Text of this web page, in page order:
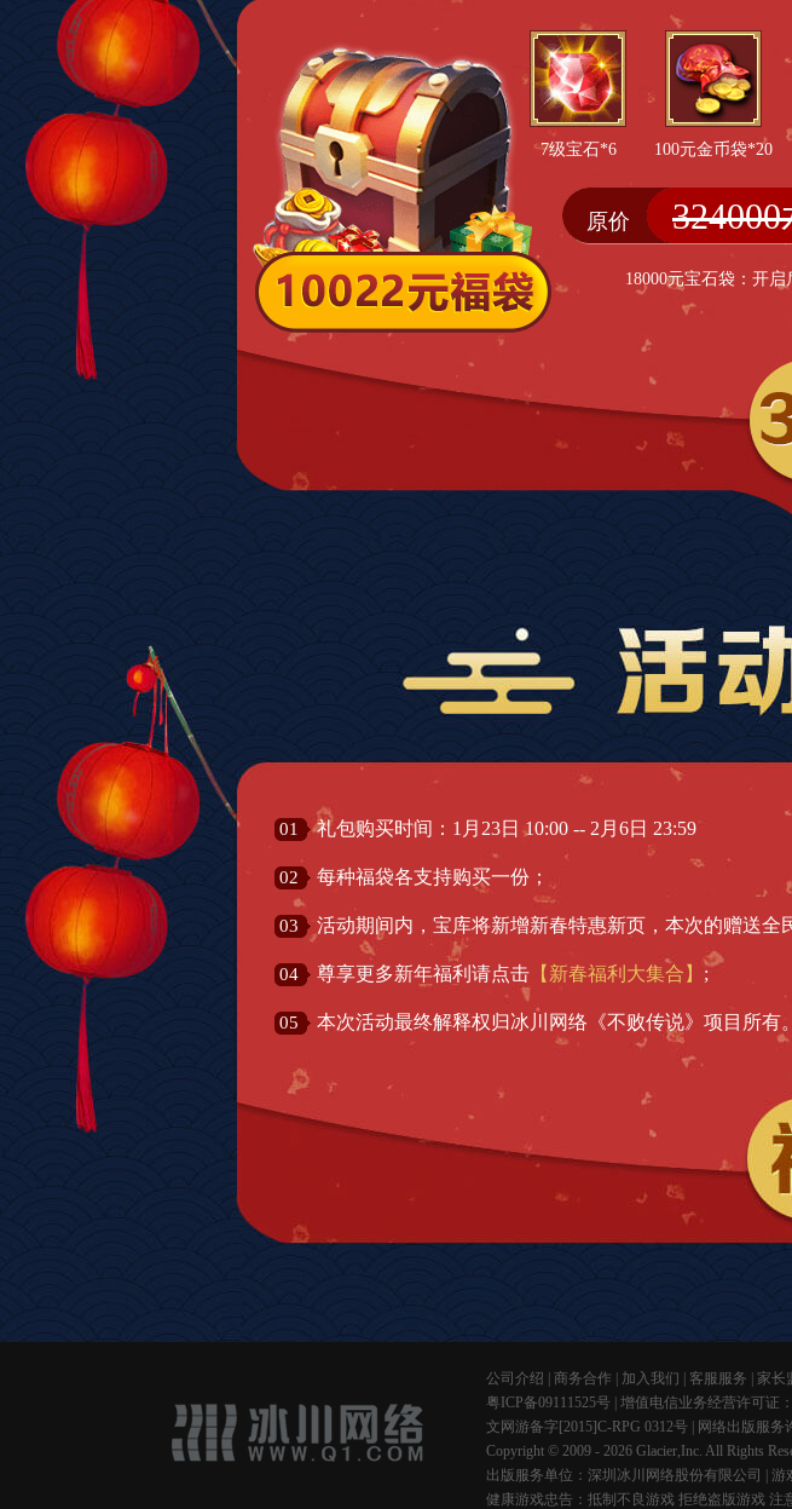
7级宝石*6 100元金币袋*20
原价
18000元宝石袋：开
01 礼包购买时间：1月23日 10:00 -- 2月6日 23:59
02 每种福袋各支持购买一份；
03 活动期间内，宝库将新增新春特惠新页，本次的赠送全
04 尊享更多新年福利请点击 【新春福利大集合】 ;
05 本次活动最终解释权归冰川网络《不败传说》项目所有。
公司介绍 商务合作 加入我们 客服服务
家长
粤ICP备09111525号 | 增值电信业务经营许可证：
文网游备字[2015]C-RPG 0312号 | 网络出版服务
Copyright © 2009 - 2026 Glacier,Inc. All Rights
出版服务单位：深圳冰川网络股份有限公司 |
健康游戏忠告：抵制不良游戏 拒绝盗版游戏